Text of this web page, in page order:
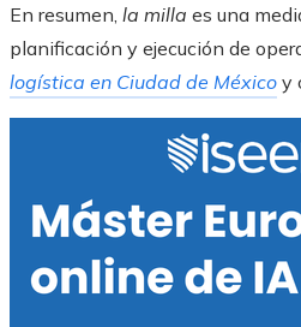
En resumen, la milla es una
planificación y ejecución de
logística en Ciudad de México y